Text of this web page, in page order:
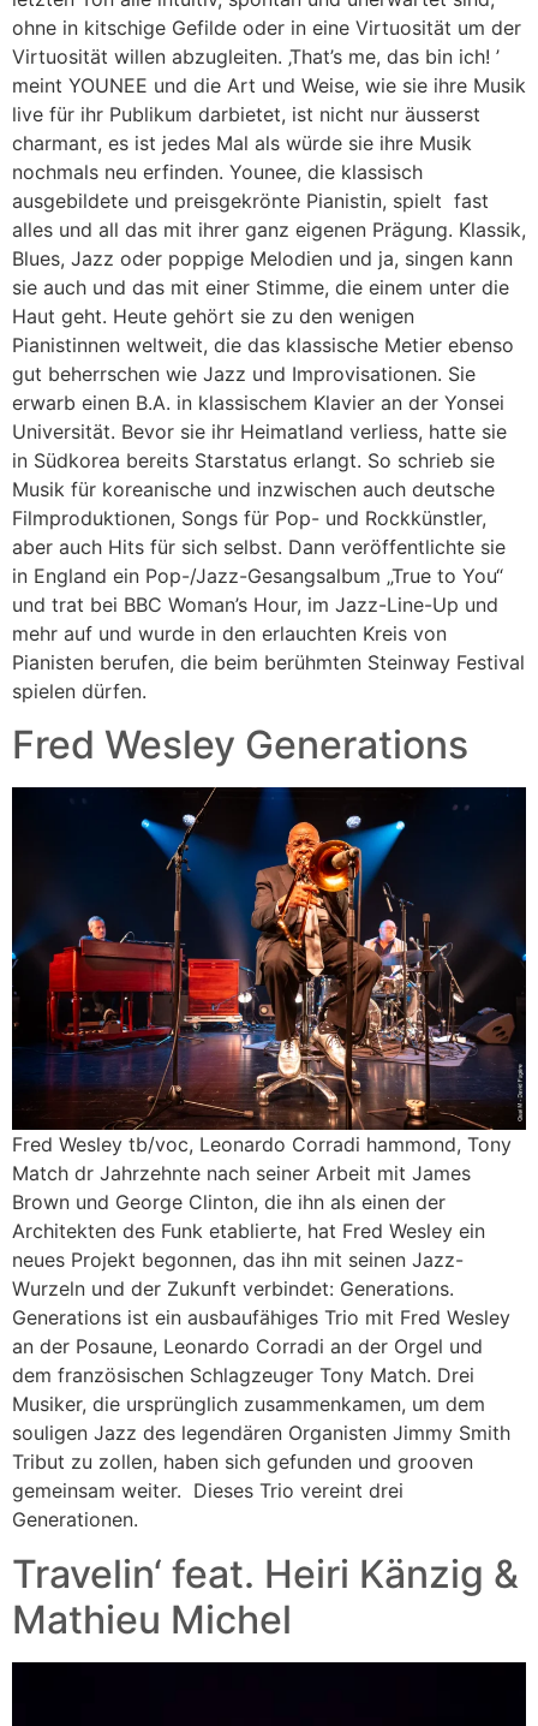
ohne in kitschige Gefilde oder in eine Virtuosität um der
Virtuosität willen abzugleiten. ‚That’s me, das bin ich! ’
meint YOUNEE und die Art und Weise, wie sie ihre Musik
live für ihr Publikum darbietet, ist nicht nur äusserst
charmant, es ist jedes Mal als würde sie ihre Musik
nochmals neu erfinden. Younee, die klassisch
ausgebildete und preisgekrönte Pianistin, spielt fast
alles und all das mit ihrer ganz eigenen Prägung. Klassik,
Blues, Jazz oder poppige Melodien und ja, singen kann
sie auch und das mit einer Stimme, die einem unter die
Haut geht. Heute gehört sie zu den wenigen
Pianistinnen weltweit, die das klassische Metier ebenso
gut beherrschen wie Jazz und Improvisationen. Sie
erwarb einen B.A. in klassischem Klavier an der Yonsei
Universität. Bevor sie ihr Heimatland verliess, hatte sie
in Südkorea bereits Starstatus erlangt. So schrieb sie
Musik für koreanische und inzwischen auch deutsche
Filmproduktionen, Songs für Pop- und Rockkünstler,
aber auch Hits für sich selbst. Dann veröffentlichte sie
in England ein Pop-/Jazz-Gesangsalbum „True to You“
und trat bei BBC Woman’s Hour, im Jazz-Line-Up und
mehr auf und wurde in den erlauchten Kreis von
Pianisten berufen, die beim berühmten Steinway Festival
spielen dürfen.
Fred Wesley Generations
Fred Wesley tb/voc, Leonardo Corradi hammond, Tony
Match dr Jahrzehnte nach seiner Arbeit mit James
Brown und George Clinton, die ihn als einen der
Architekten des Funk etablierte, hat Fred Wesley ein
neues Projekt begonnen, das ihn mit seinen Jazz-
Wurzeln und der Zukunft verbindet: Generations.
Generations ist ein ausbaufähiges Trio mit Fred Wesley
an der Posaune, Leonardo Corradi an der Orgel und
dem französischen Schlagzeuger Tony Match. Drei
Musiker, die ursprünglich zusammenkamen, um dem
souligen Jazz des legendären Organisten Jimmy Smith
Tribut zu zollen, haben sich gefunden und grooven
gemeinsam weiter. Dieses Trio vereint drei
Generationen.
Travelin‘ feat. Heiri Känzig &
Mathieu Michel